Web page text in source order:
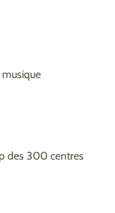
des 300 centres